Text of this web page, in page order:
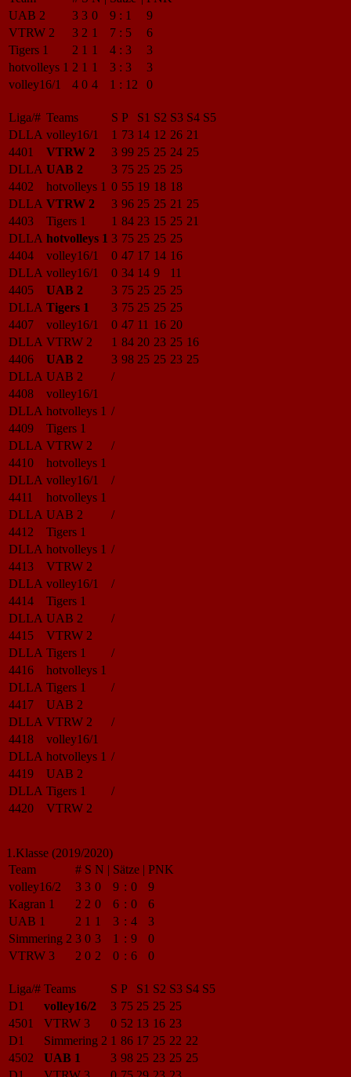
UAB 2
3 3 0 9 : 1
9
VTRW 2
3 2 1 7 : 5
6
Tigers 1
2 1 1 4 : 3
3
hotvolleys 1 2 1 1 3 : 3
3
volley16/1
4 0 4 1 : 12 0
Liga/# Teams S P S1 S2 S3 S4 S5
DLLA volley16/1 1 73 14 12 26 21
4401
VTRW 2 3 99 25 25 24 25
DLLA UAB 2 3 75 25 25 25
4402
hotvolleys 1 0 55 19 18 18
DLLA VTRW 2 3 96 25 25 21 25
4403
Tigers 1 1 84 23 15 25 21
DLLA hotvolleys 1 3 75 25 25 25
4404
volley16/1 0 47 17 14 16
DLLA volley16/1 0 34 14 9
11
4405
UAB 2 3 75 25 25 25
DLLA Tigers 1 3 75 25 25 25
4407
volley16/1 0 47 11 16 20
DLLA VTRW 2 1 84 20 23 25 16
4406
UAB 2 3 98 25 25 23 25
DLLA UAB 2
/
4408
volley16/1
DLLA hotvolleys 1 /
4409
Tigers 1
DLLA VTRW 2
/
4410
hotvolleys 1
DLLA volley16/1
/
4411
hotvolleys 1
DLLA UAB 2
/
4412
Tigers 1
DLLA hotvolleys 1 /
4413
VTRW 2
DLLA volley16/1
/
4414
Tigers 1
DLLA UAB 2
/
4415
VTRW 2
DLLA Tigers 1
/
4416
hotvolleys 1
DLLA Tigers 1
/
4417
UAB 2
DLLA VTRW 2
/
4418
volley16/1
DLLA hotvolleys 1 /
4419
UAB 2
DLLA Tigers 1
/
4420
VTRW 2
1.Klasse (2019/2020)
Team
# S N | Sätze | PNK
volley16/2
3 3 0 9 : 0
9
Kagran 1
2 2 0 6 : 0
6
UAB 1
2 1 1 3 : 4
3
Simmering 2 3 0 3 1 : 9
0
VTRW 3
2 0 2 0 : 6 0
Liga/# Teams S P S1 S2 S3 S4 S5
D1
volley16/2 3 75 25 25 25
4501
VTRW 3 0 52 13 16 23
D1
Simmering 2 1 86 17 25 22 22
4502
UAB 1 3 98 25 23 25 25